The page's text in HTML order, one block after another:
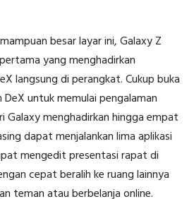
besar layar ini, Galaxy Z
yang menghadirkan
langsung di perangkat. Cukup buka
untuk memulai pengalaman
Galaxy menghadirkan hingga empat
dapat menjalankan lima aplikasi
mengedit presentasi rapat di
cepat beralih ke ruang lainnya
teman atau berbelanja online.